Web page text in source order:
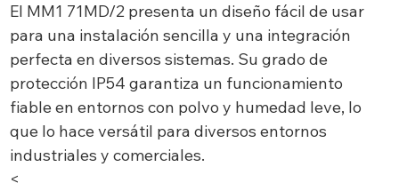
El MM1 71MD/2 presenta un diseño fácil de usar
para una instalación sencilla y una integración
perfecta en diversos sistemas. Su grado de
protección IP54 garantiza un funcionamiento
fiable en entornos con polvo y humedad leve, lo
que lo hace versátil para diversos entornos
industriales y comerciales.
<